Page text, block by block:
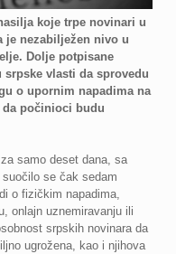
koje trpe novinari u
je nezabilježen nivo u
Dolje potpisane
vlasti da sprovedu
o upornim napadima na
počinioci budu
samo deset dana, sa
se čak sedam
o fizičkim napadima,
onlajn uznemiravanju ili
srpskih novinara da
ugrožena, kao i njihova